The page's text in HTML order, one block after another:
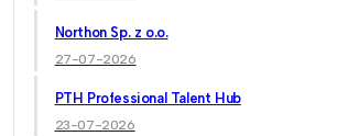
Northon Sp. z o.o.
27-07-2026
PTH Professional Talent Hub
23-07-2026